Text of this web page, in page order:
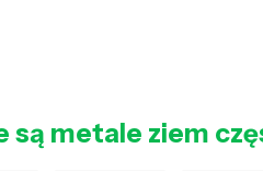
są metale ziem